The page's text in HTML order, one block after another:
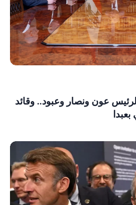
عون ونصار وعبود.. وقائد